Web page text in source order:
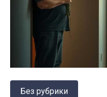
Без рубрики